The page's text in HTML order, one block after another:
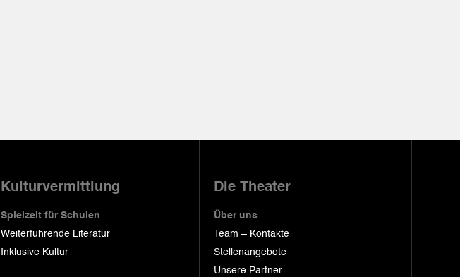
Kulturvermittlung
Spielzeit für Schulen
Weiterführende Literatur
Inklusive Kultur
Die Theater
Über uns
Team – Kontakte
Stellenangebote
Unsere Partner